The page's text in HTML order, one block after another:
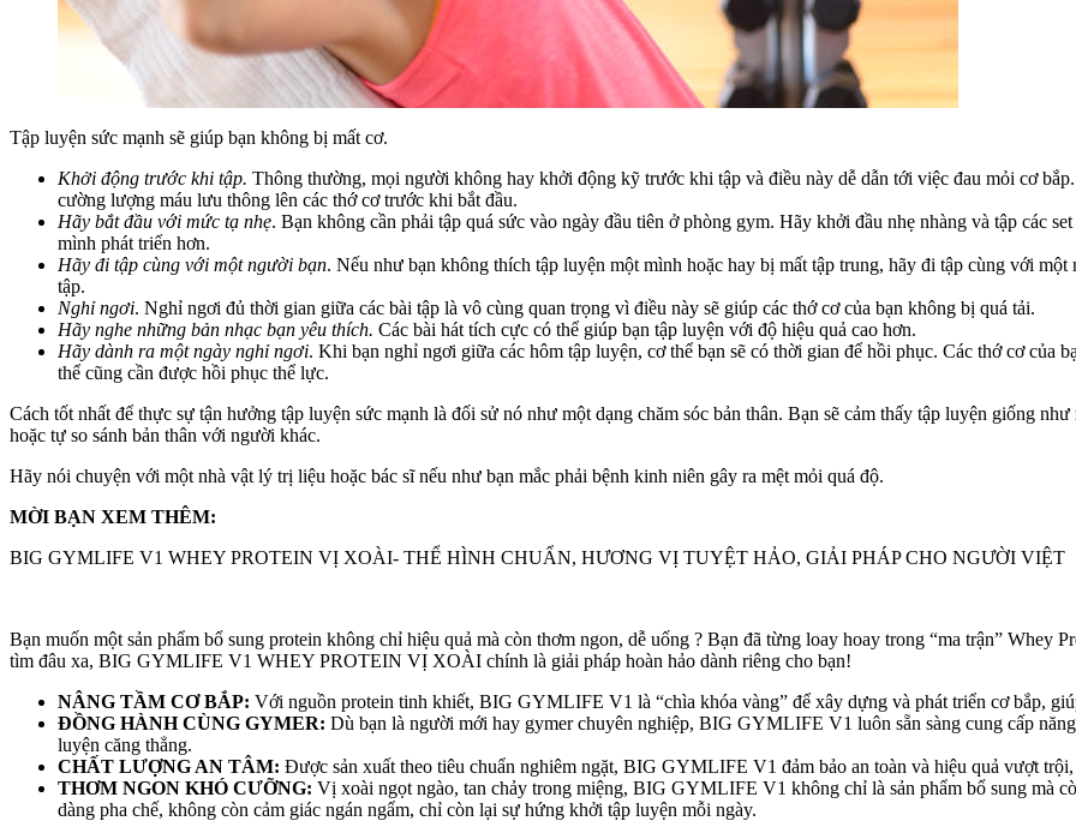
Tập luyện sức mạnh sẽ giúp bạn không bị mất cơ.
Khởi động trước khi tập. Thông thường, mọi người không hay khởi động kỹ trước khi tập và điều này dễ dẫn tới việc đau mỏi cơ
cường lượng máu lưu thông lên các thớ cơ trước khi bắt đầu.
Hãy bắt đầu với mức tạ nhẹ. Bạn không cần phải tập quá sức vào ngày đầu tiên ở phòng gym. Hãy khởi đầu nhẹ nhàng và tập các
mình phát triển hơn.
Hãy đi tập cùng với một người bạn. Nếu như bạn không thích tập luyện một mình hoặc hay bị mất tập trung, hãy đi tập cùng với
tập.
Nghỉ ngơi. Nghỉ ngơi đủ thời gian giữa các bài tập là vô cùng quan trọng vì điều này sẽ giúp các thớ cơ của bạn không bị quá tải.
Hãy nghe những bản nhạc bạn yêu thích. Các bài hát tích cực có thể giúp bạn tập luyện với độ hiệu quả cao hơn.
Hãy dành ra một ngày nghỉ ngơi. Khi bạn nghỉ ngơi giữa các hôm tập luyện, cơ thể bạn sẽ có thời gian để hồi phục. Các thớ cơ của
thể cũng cần được hồi phục thể lực.
Cách tốt nhất để thực sự tận hưởng tập luyện sức mạnh là đối sử nó như một dạng chăm sóc bản thân. Bạn sẽ cảm thấy tập luyện giống
hoặc tự so sánh bản thân với người khác.
Hãy nói chuyện với một nhà vật lý trị liệu hoặc bác sĩ nếu như bạn mắc phải bệnh kinh niên gây ra mệt mỏi quá độ.
MỜI BẠN XEM THÊM:
BIG GYMLIFE V1 WHEY PROTEIN VỊ XOÀI- THỂ HÌNH CHUẨN, HƯƠNG VỊ TUYỆT HẢO, GIẢI PHÁP CHO NGƯỜI VIỆT
Bạn muốn một sản phẩm bổ sung protein không chỉ hiệu quả mà còn thơm ngon, dễ uống ? Bạn đã từng loay hoay trong “ma trận”
tìm đâu xa, BIG GYMLIFE V1 WHEY PROTEIN VỊ XOÀI chính là giải pháp hoàn hảo dành riêng cho bạn!
NÂNG TẦM CƠ BẮP: Với nguồn protein tinh khiết, BIG GYMLIFE V1 là “chìa khóa vàng” để xây dựng và phát triển cơ bắp,
ĐỒNG HÀNH CÙNG GYMER: Dù bạn là người mới hay gymer chuyên nghiệp, BIG GYMLIFE V1 luôn sẵn sàng cung cấp
luyện căng thẳng.
CHẤT LƯỢNG AN TÂM: Được sản xuất theo tiêu chuẩn nghiêm ngặt, BIG GYMLIFE V1 đảm bảo an toàn và hiệu quả vượt
THƠM NGON KHÓ CƯỠNG: Vị xoài ngọt ngào, tan chảy trong miệng, BIG GYMLIFE V1 không chỉ là sản phẩm bổ sung mà
dàng pha chế, không còn cảm giác ngán ngẩm, chỉ còn lại sự hứng khởi tập luyện mỗi ngày.